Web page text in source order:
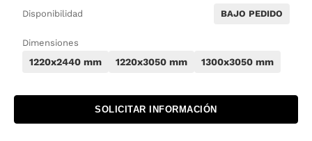
Disponibilidad BAJO PEDIDO
Dimensiones
1220x2440 mm 1220x3050 mm 1300x3050 mm
SOLICITAR INFORMACIÓN